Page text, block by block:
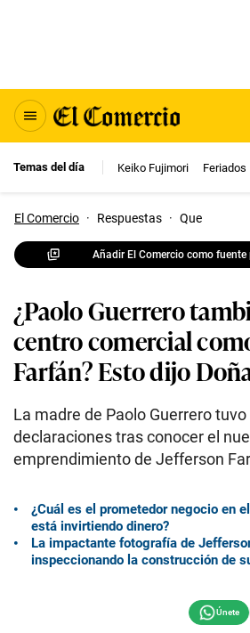
Temas del día Keiko Fujimori Feriados
El Comercio · Respuestas · Que
Añadir El Comercio como fuente
¿Paolo Guerrero
centro comercial
Farfán? Esto dijo Doña
La madre de Paolo Guerrero
declaraciones tras conocer el
emprendimiento de Jefferson
¿Cuál es el prometedor negocio en
está invirtiendo dinero?
La impactante fotografía de
inspeccionando la construcción de